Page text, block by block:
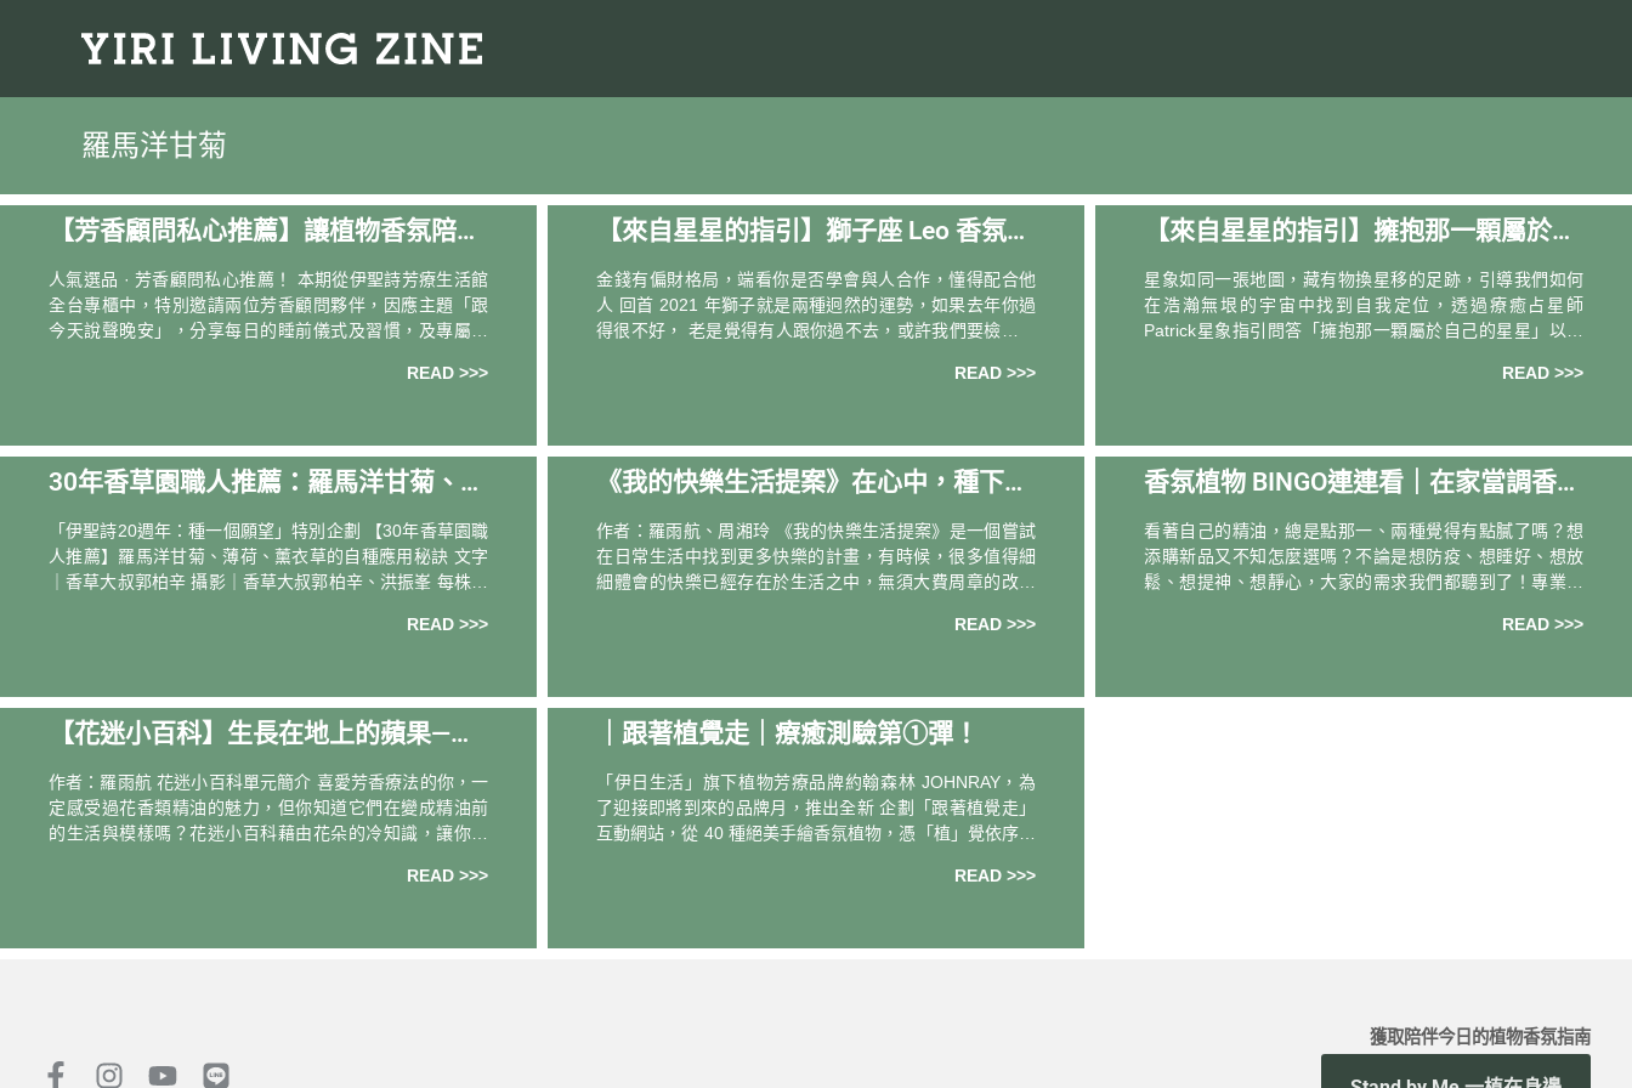
羅馬洋甘菊
【芳香顧問私心推薦】讓植物香氛陪你
進入夢鄉
人氣選品 · 芳香顧問私心推薦！ 本期從伊聖詩芳療生活館
全台專櫃中，特別邀請兩位芳香顧問夥伴，因應主題「跟
今天說聲晚安」，分享每日的睡前儀式及習慣，及專屬自
READ >>>
【來自星星的指引】獅子座 Leo 香氛植
物解析
金錢有偏財格局，端看你是否學會與人合作，懂得配合他
人 回首 2021 年獅子就是兩種迥然的運勢，如果去年你過
得很不好， 老是覺得有人跟你過不去，或許我們要檢討自
READ >>>
【來自星星的指引】擁抱那一顆屬於自
己的星星──療癒占星師Patrick QA問答
特輯
星象如同一張地圖，藏有物換星移的足跡，引導我們如何
在浩瀚無垠的宇宙中找到自我定位，透過療癒占星師
Patrick星象指引問答「擁抱那一顆屬於自己的星星」以及
READ >>>
30年香草園職人推薦：羅馬洋甘菊、薄
荷、薰衣草的自種應用秘訣
「伊聖詩20週年：種一個願望」特別企劃 【30年香草園職
人推薦】羅馬洋甘菊、薄荷、薰衣草的自種應用秘訣 文字
｜香草大叔郭柏辛 攝影｜香草大叔郭柏辛、洪振峯 每株青
READ >>>
《我的快樂生活提案》在心中，種下一
顆寧靜的種子
作者：羅雨航、周湘玲 《我的快樂生活提案》是一個嘗試
在日常生活中找到更多快樂的計畫，有時候，很多值得細
細體會的快樂已經存在於生活之中，無須大費周章的改變
READ >>>
香氛植物 BINGO連連看｜在家當調香高
手，5大必備配方全公開
看著自己的精油，總是點那一、兩種覺得有點膩了嗎？想
添購新品又不知怎麼選嗎？不論是想防疫、想睡好、想放
鬆、想提神、想靜心，大家的需求我們都聽到了！專業芳
READ >>>
【花迷小百科】生長在地上的蘋果—洋
甘菊
作者：羅雨航 花迷小百科單元簡介 喜愛芳香療法的你，一
定感受過花香類精油的魅力，但你知道它們在變成精油前
的生活與模樣嗎？花迷小百科藉由花朵的冷知識，讓你更
READ >>>
｜跟著植覺走｜療癒測驗第①彈！
「伊日生活」旗下植物芳療品牌約翰森林 JOHNRAY，為
了迎接即將到來的品牌月，推出全新 企劃「跟著植覺走」
互動網站，從 40 種絕美手繪香氛植物，憑「植」覺依序點
READ >>>
獲取陪伴今日的植物香氛指南